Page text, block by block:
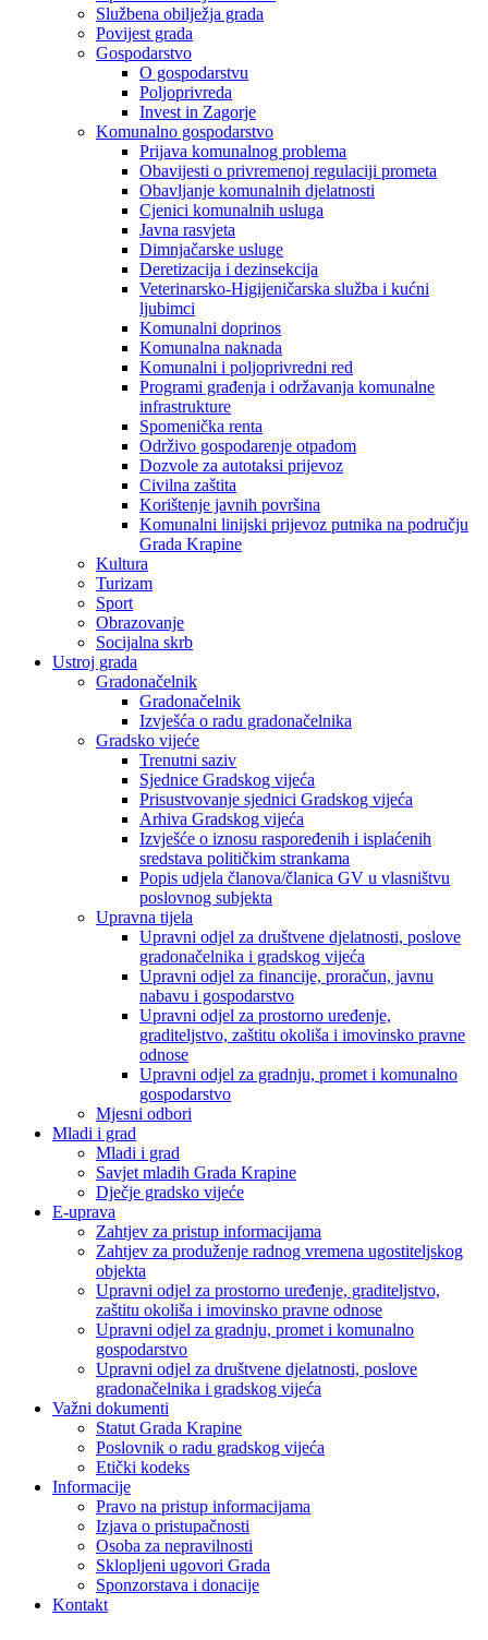
Službena obilježja grada
Povijest grada
Gospodarstvo
O gospodarstvu
Poljoprivreda
Invest in Zagorje
Komunalno gospodarstvo
Prijava komunalnog problema
Obavijesti o privremenoj regulaciji prometa
Obavljanje komunalnih djelatnosti
Cjenici komunalnih usluga
Javna rasvjeta
Dimnjačarske usluge
Deretizacija i dezinsekcija
Veterinarsko-Higijeničarska služba i kućni
ljubimci
Komunalni doprinos
Komunalna naknada
Komunalni i poljoprivredni red
Programi građenja i održavanja komunalne
infrastrukture
Spomenička renta
Održivo gospodarenje otpadom
Dozvole za autotaksi prijevoz
Civilna zaštita
Korištenje javnih površina
Komunalni linijski prijevoz putnika na području
Grada Krapine
Kultura
Turizam
Sport
Obrazovanje
Socijalna skrb
Ustroj grada
Gradonačelnik
Gradonačelnik
Izvješća o radu gradonačelnika
Gradsko vijeće
Trenutni saziv
Sjednice Gradskog vijeća
Prisustvovanje sjednici Gradskog vijeća
Arhiva Gradskog vijeća
Izvješće o iznosu raspoređenih i isplaćenih
sredstava političkim strankama
Popis udjela članova/članica GV u vlasništvu
poslovnog subjekta
Upravna tijela
Upravni odjel za društvene djelatnosti, poslove
gradonačelnika i gradskog vijeća
Upravni odjel za financije, proračun, javnu
nabavu i gospodarstvo
Upravni odjel za prostorno uređenje,
graditeljstvo, zaštitu okoliša i imovinsko pravne
odnose
Upravni odjel za gradnju, promet i komunalno
gospodarstvo
Mjesni odbori
Mladi i grad
Mladi i grad
Savjet mladih Grada Krapine
Dječje gradsko vijeće
E-uprava
Zahtjev za pristup informacijama
Zahtjev za produženje radnog vremena ugostiteljskog
objekta
Upravni odjel za prostorno uređenje, graditeljstvo,
zaštitu okoliša i imovinsko pravne odnose
Upravni odjel za gradnju, promet i komunalno
gospodarstvo
Upravni odjel za društvene djelatnosti, poslove
gradonačelnika i gradskog vijeća
Važni dokumenti
Statut Grada Krapine
Poslovnik o radu gradskog vijeća
Etički kodeks
Informacije
Pravo na pristup informacijama
Izjava o pristupačnosti
Osoba za nepravilnosti
Sklopljeni ugovori Grada
Sponzorstava i donacije
Kontakt